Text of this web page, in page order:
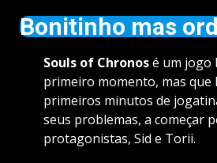
Bonitinho mas
Souls of Chronosé um jogo
primeiro momento, mas que
primeiros minutos de
seus problemas, a começar
protagonistas, Sid e Torii.